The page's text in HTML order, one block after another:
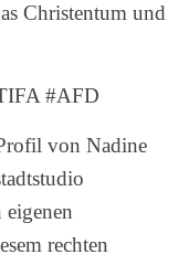
Christentum und
#AFD
von Nadine
rechten